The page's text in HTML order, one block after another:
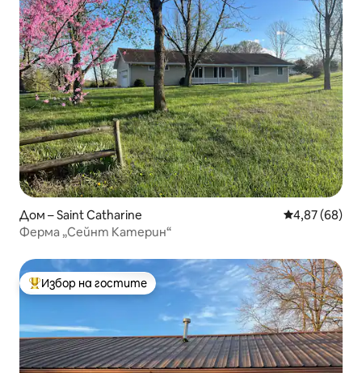
Дом – Saint Catharine Средна
4,87 (68)
Ферма „Сейнт Катерин“
Най-популярен избор на гостите
Избор на гостите